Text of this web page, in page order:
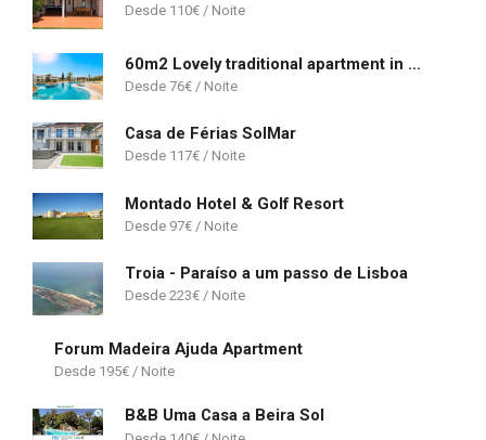
110€
60m2 Lovely traditional apartment in Clube Albufeira
76€
Casa de Férias SolMar
117€
Montado Hotel & Golf Resort
97€
Troia - Paraíso a um passo de Lisboa
223€
Forum Madeira Ajuda Apartment
195€
B&B Uma Casa a Beira Sol